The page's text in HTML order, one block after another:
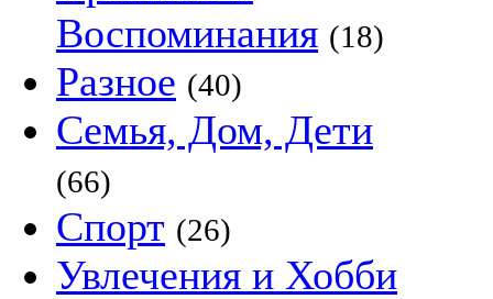
Воспоминания (18)
Разное (40)
Семья, Дом, Дети
(66)
Спорт (26)
Увлечения и Хобби